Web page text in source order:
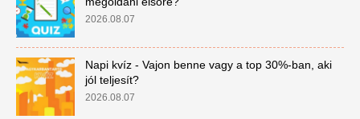
2026.08.07
Napi kvíz - Vajon benne vagy a top 30%-ban, aki
jól teljesít?
2026.08.07